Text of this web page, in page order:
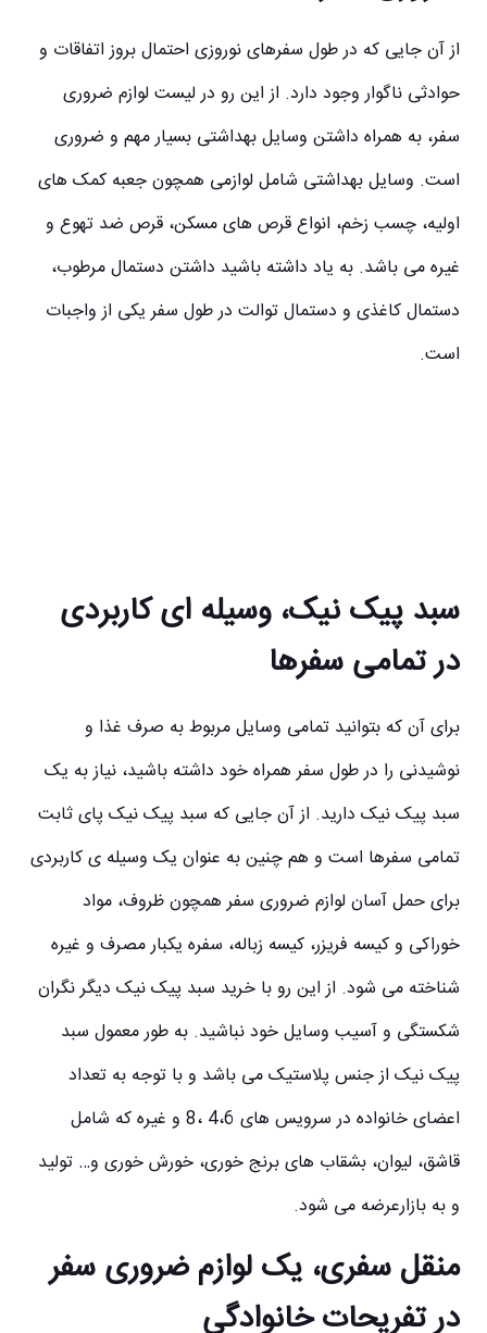
از آن جایی که در طول سفرهای نوروزی احتمال بروز اتفاقات و
حوادثی ناگوار وجود دارد. از این رو در لیست لوازم ضروری
سفر، به همراه داشتن وسایل بهداشتی بسیار مهم و ضروری
است. وسایل بهداشتی شامل لوازمی همچون جعبه کمک های
اولیه، چسب زخم، انواع قرص های مسکن، قرص ضد تهوع و
غیره می باشد. به یاد داشته باشید داشتن دستمال مرطوب،
دستمال کاغذی و دستمال توالت در طول سفر یکی از واجبات
است.
سبد پیک نیک، وسیله ای کاربردی
در تمامی سفرها
برای آن که بتوانید تمامی وسایل مربوط به صرف غذا و
نوشیدنی را در طول سفر همراه خود داشته باشید، نیاز به یک
سبد پیک نیک دارید. از آن جایی که سبد پیک نیک پای ثابت
تمامی سفرها است و هم چنین به عنوان یک وسیله ی کاربردی
برای حمل آسان لوازم ضروری سفر همچون ظروف، مواد
خوراکی و کیسه فریزر، کیسه زباله، سفره یکبار مصرف و غیره
شناخته می شود. از این رو با خرید سبد پیک نیک دیگر نگران
شکستگی و آسیب وسایل خود نباشید. به طور معمول سبد
پیک نیک از جنس پلاستیک می باشد و با توجه به تعداد
اعضای خانواده در سرویس های 4،6 ،8 و غیره که شامل
قاشق، لیوان، بشقاب های برنج خوری، خورش خوری و… تولید
و به بازارعرضه می شود.
منقل سفری، یک لوازم ضروری سفر
در تفریحات خانوادگی